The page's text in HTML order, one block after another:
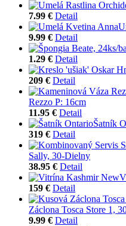
7.99 € Detail
9.99 € Detail
1.29 € Detail
209 € Detail
Rezzo P: 16cm
11.95 € Detail
Šatník
319 € Detail
Sally, 30-Dielny
38.95 € Detail
159 € Detail
Záclona Tosca Store 1,
9.99 € Detail